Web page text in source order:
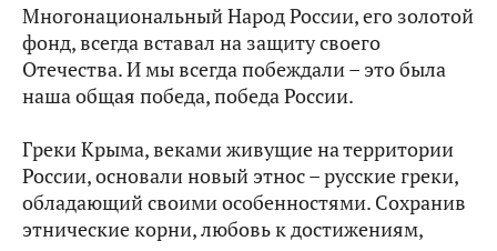
Многонациональный Народ России, его золотой
фонд, всегда вставал на защиту своего
Отечества. И мы всегда побеждали – это была
наша общая победа, победа России.
Греки Крыма, веками живущие на территории
России, основали новый этнос – русские греки,
обладающий своими особенностями. Сохранив
этнические корни, любовь к достижениям,